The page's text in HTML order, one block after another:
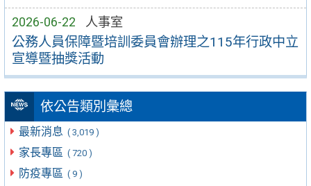
2026-06-22 人事室
公務人員保障暨培訓委員會辦理之115年行政中立
宣導暨抽獎活動
依公告類別彙總
最新消息 ( 3,019 )
家長專區 ( 720 )
防疫專區 ( 9 )